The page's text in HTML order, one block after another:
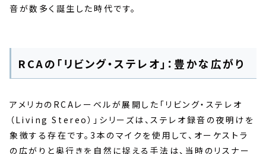
音が数多く誕生した時代です。
RCAの「リビング・ステレオ」：豊かな広がり
アメリカのRCAレーベルが展開した「リビング・ステレオ
（Living Stereo）」シリーズは、ステレオ録音の夜明けを
象徴する存在です。3本のマイクを使用して、オーケストラ
の広がりと奥行きを自然に捉える手法は、当時のリスナー